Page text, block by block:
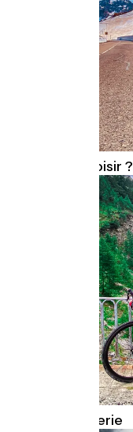
Quel vélo choisir ?
Guide bagagerie